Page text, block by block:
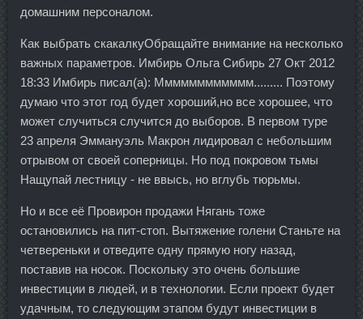
домашним персоналом.
Как выбрать скакалкуОбращайте внимание на несколько
важных параметров. Имбирь Ольга Сибирь 27 Окт 2012
18:33 Имбирь писал(а): Мммммммммммм......... Поэтому
думаю что этот год будет хороший,но все хорошее, что
может случиться случится до выборов. В первом туре
23 апреля Эммануэль Макрон лидировал с небольшим
отрывом от своей соперницы. Но под покровом тьмы
Нащупай лестницу - не ввысь, но вглубь тюрьмы.
Но и все её Провирон продажи Нягань тоже
остановились на пит-стоп. Вытяжение голени Станьте на
четвереньки и отведите одну прямую ногу назад,
поставив на носок. Поскольку это очень большие
инвестиции в людей, и в технологии. Если проект будет
удачным, то следующим этапом будут инвестиции в